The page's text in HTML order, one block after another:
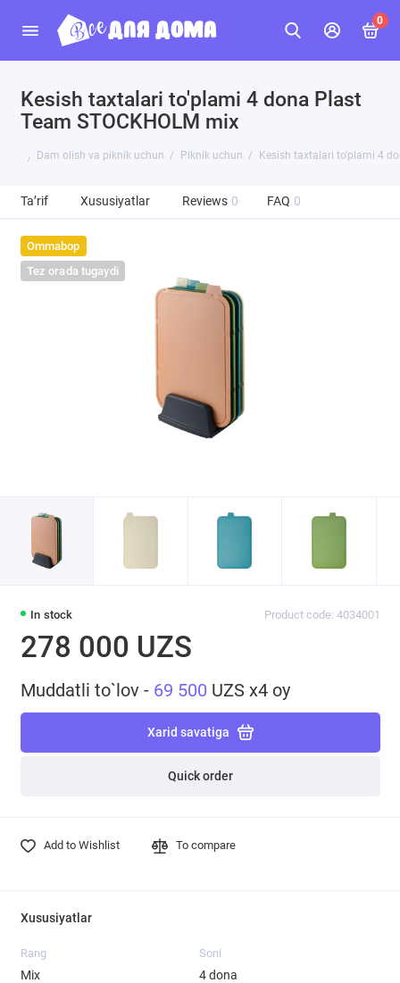
0
Kesish taxtalari to'plami 4 dona Plast
Team STOCKHOLM mix
Dam olish va piknik uchun Piknik uchun Kesish taxtalari to'plami 4
Ta’rif Xususiyatlar Reviews 0 FAQ 0
Ommabop
Tez orada tugaydi
In stock Product code: 4034001
278 000 UZS
Muddatli to`lov - 69 500 UZS x4 oy
Xarid savatiga
Quick order
Add to Wishlist To compare
Xususiyatlar
Rang
Mix
Soni
4 dona